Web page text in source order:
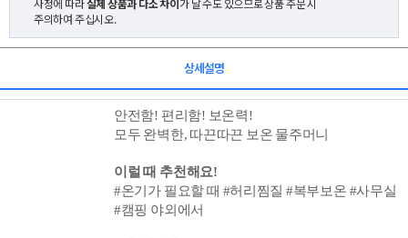
주의하여 주십시오.
상세설명
안전함! 편리함! 보온력!
모두 완벽한, 따끈따끈 보온 물주머니
이럴 때 추천해요!
#온기가 필요할 때 #허리찜질 #복부보온 #사무실
#캠핑 야외에서